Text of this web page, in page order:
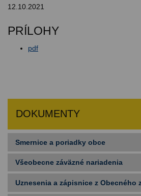
12.10.2021
PRÍLOHY
pdf
DOKUMENTY
Smernice a poriadky obce
Všeobecne záväzné nariadenia
Uznesenia a zápisnice z Obecného